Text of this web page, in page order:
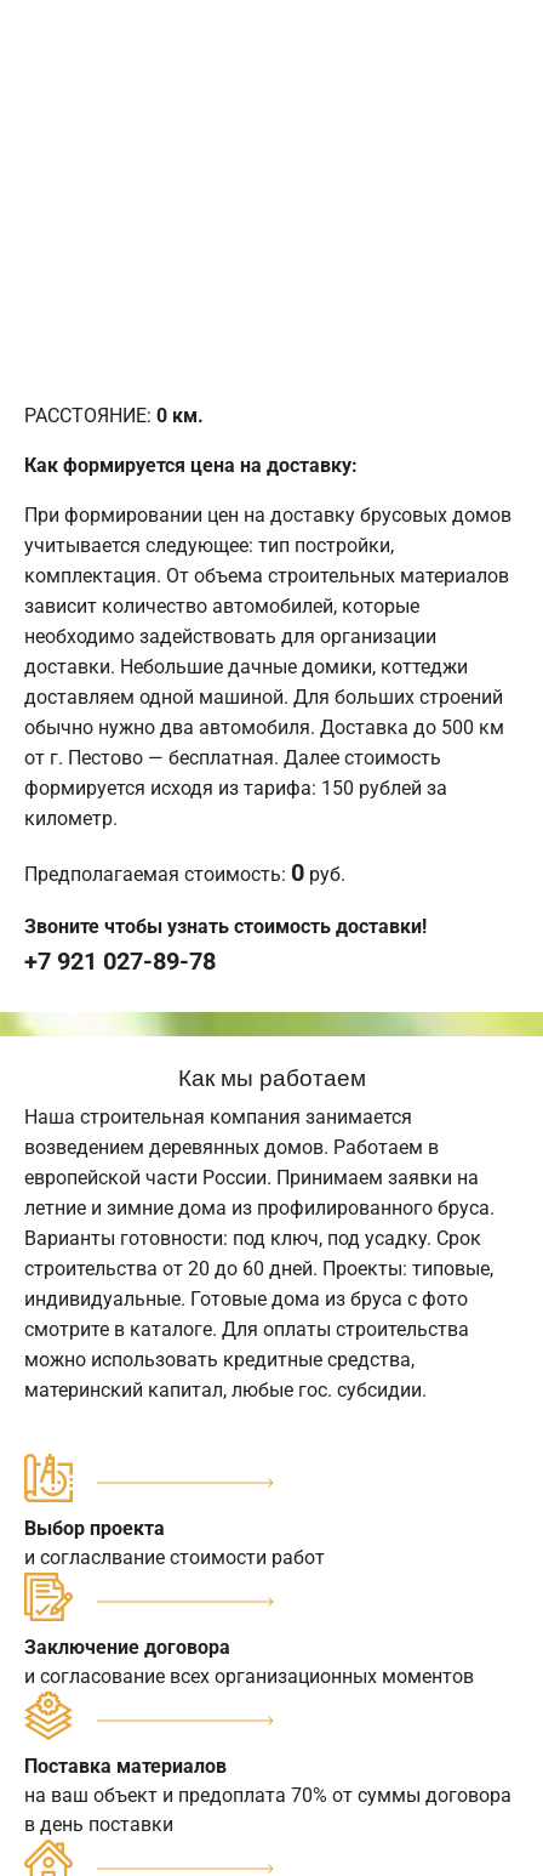
РАССТОЯНИЕ: 0 км.
Как формируется цена на доставку:
При формировании цен на доставку брусовых домов
учитывается следующее: тип постройки,
комплектация. От объема строительных материалов
зависит количество автомобилей, которые
необходимо задействовать для организации
доставки. Небольшие дачные домики, коттеджи
доставляем одной машиной. Для больших строений
обычно нужно два автомобиля. Доставка до 500 км
от г. Пестово — бесплатная. Далее стоимость
формируется исходя из тарифа: 150 рублей за
километр.
Предполагаемая стоимость: 0 руб.
Звоните чтобы узнать стоимость доставки!
+7 921 027-89-78
Как мы работаем
Наша строительная компания занимается
возведением деревянных домов. Работаем в
европейской части России. Принимаем заявки на
летние и зимние дома из профилированного бруса.
Варианты готовности: под ключ, под усадку. Срок
строительства от 20 до 60 дней. Проекты: типовые,
индивидуальные. Готовые дома из бруса с фото
смотрите в каталоге. Для оплаты строительства
можно использовать кредитные средства,
материнский капитал, любые гос. субсидии.
Выбор проекта
и согласлвание стоимости работ
Заключение договора
и согласование всех организационных моментов
Поставка материалов
на ваш объект и предоплата 70% от суммы договора
в день поставки